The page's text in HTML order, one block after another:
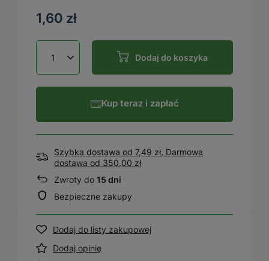
1,60 zł
Dodaj do koszyka
Kup teraz i zapłać
Szybka dostawa od 7,49 zł, Darmowa
dostawa od 350,00 zł
Zwroty do 15 dni
Bezpieczne zakupy
Dodaj do listy zakupowej
Dodaj opinię